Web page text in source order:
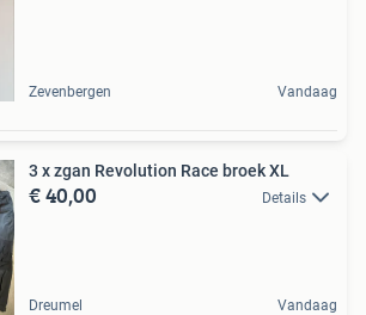
Zevenbergen Vandaag
3 x zgan Revolution Race broek XL
€ 40,00 Details
Dreumel Vandaag